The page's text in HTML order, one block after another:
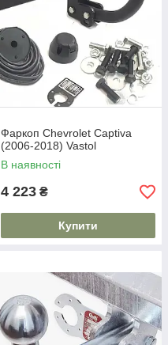
Фаркоп Chevrolet Captiva
(2006-2018) Vastol
В наявності
4 223 ₴
Купити